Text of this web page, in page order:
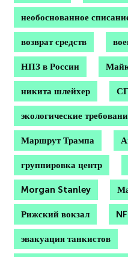
необоснованное
возврат средств
НПЗ в России
никита шлейхер
экологические
Маршрут Трампа
группировка центр
Morgan Stanley
Рижский вокзал
эвакуация танкистов